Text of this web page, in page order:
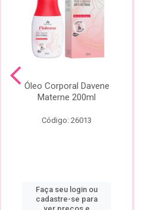
Óleo Corporal Davene
Materne 200ml
Código: 26013
Faça seu login ou
cadastre-se para